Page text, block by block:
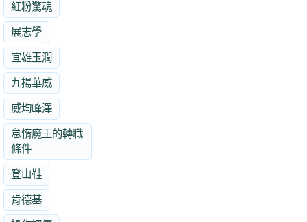
紅粉驚魂
展志學
宜雄玉潤
九揚華威
威均峰澤
怠惰魔王的轉職
條件
登山鞋
肯德基